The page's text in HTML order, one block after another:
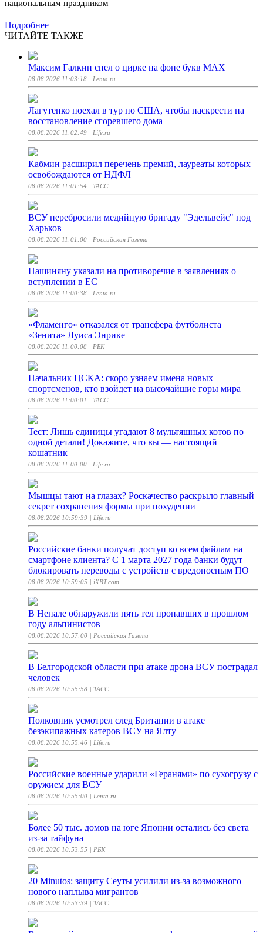
национальным праздником
Подробнее
ЧИТАЙТЕ ТАКЖЕ
Максим Галкин спел о цирке на фоне букв MAX
08.08.2026 11:03:18 | Lenta.ru
Лагутенко поехал в тур по США, чтобы наскрести на
восстановление сгоревшего дома
08.08.2026 11:02:49 | Life.ru
Кабмин расширил перечень премий, лауреаты которых
освобождаются от НДФЛ
08.08.2026 11:01:54 | ТАСС
ВСУ перебросили медийную бригаду "Эдельвейс" под
Харьков
08.08.2026 11:01:00 | Российская Газета
Пашиняну указали на противоречие в заявлениях о
вступлении в ЕС
08.08.2026 11:00:38 | Lenta.ru
«Фламенго» отказался от трансфера футболиста
«Зенита» Луиса Энрике
08.08.2026 11:00:08 | РБК
Начальник ЦСКА: скоро узнаем имена новых
спортсменов, кто взойдет на высочайшие горы мира
08.08.2026 11:00:01 | ТАСС
Тест: Лишь единицы угадают 8 мультяшных котов по
одной детали! Докажите, что вы — настоящий
кошатник
08.08.2026 11:00:00 | Life.ru
Мышцы тают на глазах? Роскачество раскрыло главный
секрет сохранения формы при похудении
08.08.2026 10:59:39 | Life.ru
Российские банки получат доступ ко всем файлам на
смартфоне клиента? С 1 марта 2027 года банки будут
блокировать переводы с устройств с вредоносным ПО
08.08.2026 10:59:05 | iXBT.com
В Непале обнаружили пять тел пропавших в прошлом
году альпинистов
08.08.2026 10:57:00 | Российская Газета
В Белгородской области при атаке дрона ВСУ пострадал
человек
08.08.2026 10:55:58 | ТАСС
Полковник усмотрел след Британии в атаке
безэкипажных катеров ВСУ на Ялту
08.08.2026 10:55:46 | Life.ru
Российские военные ударили «Геранями» по сухогрузу с
оружием для ВСУ
08.08.2026 10:55:00 | Lenta.ru
Более 50 тыс. домов на юге Японии остались без света
из-за тайфуна
08.08.2026 10:53:55 | РБК
20 Minutos: защиту Сеуты усилили из-за возможного
нового наплыва мигрантов
08.08.2026 10:53:39 | ТАСС